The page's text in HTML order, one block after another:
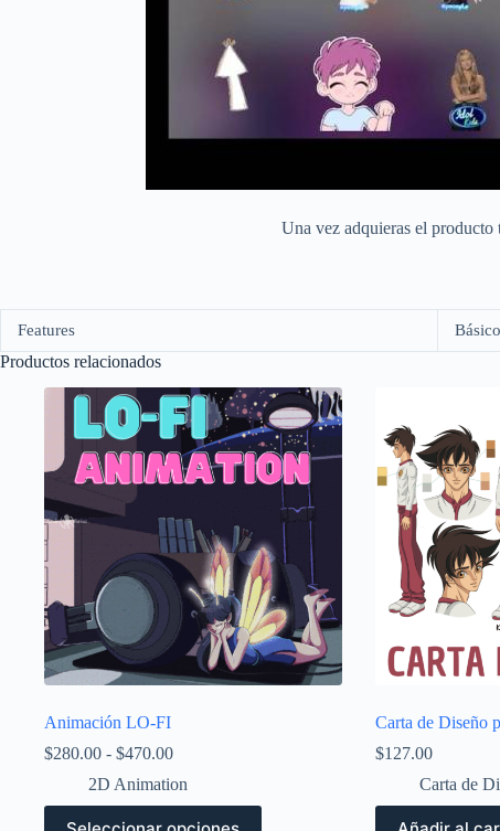
Una vez adquieras el producto
Features
Productos relacionados
Animación LO-FI
$280.00 - $470.00Rango
precios:
desde
2D Animation
Este
Carta de Diseño
$127.00
Carta de